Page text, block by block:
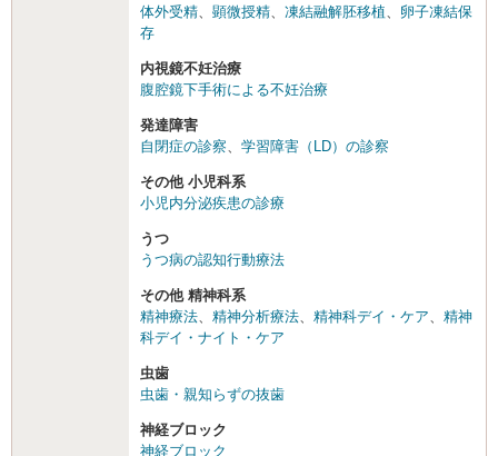
体外受精
顕微授精 凍結融解胚移植
卵子凍結保
存
内視鏡不妊治療
腹腔鏡下手術による不妊治療
発達障害
自閉症の診察
学習障害（LD）の診察
その他 小児科系
小児内分泌疾患の診療
うつ
うつ病の認知行動療法
その他 精神科系
精神療法
精神分析療法 精神科デイ・ケア
精神
科デイ・ナイト・ケア
虫歯
虫歯・親知らずの抜歯
神経ブロック
神経ブロック